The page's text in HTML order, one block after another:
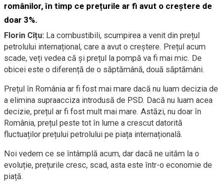
românilor, în timp ce prețurile ar fi avut o creștere de
doar 3%.
Florin Cîțu: La combustibili, scumpirea a venit din prețul
petrolului internațional, care a avut o creștere. Prețul acum
scade, veți vedea că și prețul la pompă va fi mai mic. De
obicei este o diferență de o săptămână, două săptămâni.
Prețul în România ar fi fost mai mare dacă nu luam decizia de
a elimina supraacciza introdusă de PSD. Dacă nu luam acea
decizie, prețul ar fi fost mult mai mare. Astăzi, nu doar în
România, prețul peste tot în lume a crescut datorită
fluctuaților prețului petrolului pe piața internațională.
Noi vedem ce se întâmplă acum, dar dacă ne uităm la o
evoluție, prețurile cresc, scad, asta este într-o economie de
piață.